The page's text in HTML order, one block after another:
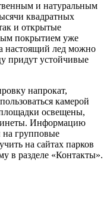
и натуральным
квадратных
и открытые
покрытием уже
настоящий лед можно
придут устойчивые
напрокат,
камерой
освещены,
Информацию
на групповые
на сайтах парков
в разделе «Контакты».